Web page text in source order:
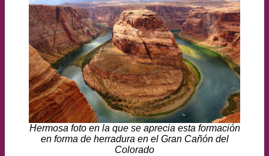
Hermosa foto en la que se aprecia esta formación
en forma de herradura en el Gran Cañón del
Colorado